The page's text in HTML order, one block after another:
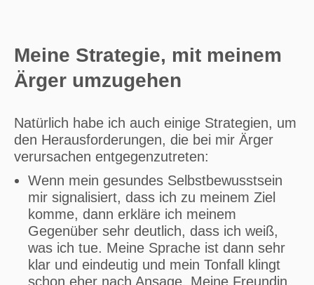
Meine Strategie, mit meinem
Ärger umzugehen
Natürlich habe ich auch einige Strategien, um
den Herausforderungen, die bei mir Ärger
verursachen entgegenzutreten:
Wenn mein gesundes Selbstbewusstsein
mir signalisiert, dass ich zu meinem Ziel
komme, dann erkläre ich meinem
Gegenüber sehr deutlich, dass ich weiß,
was ich tue. Meine Sprache ist dann sehr
klar und eindeutig und mein Tonfall klingt
schon eher nach Ansage. Meine Freundin